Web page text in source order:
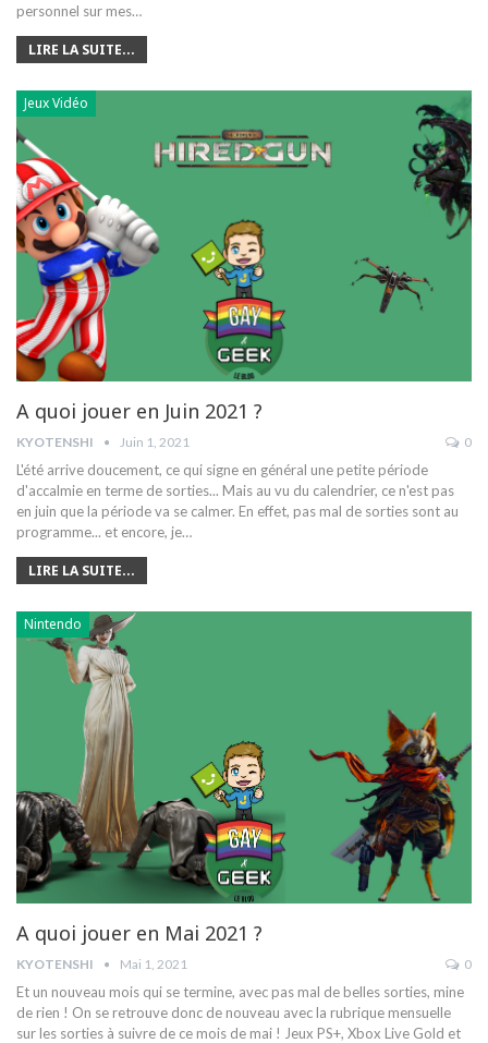
personnel sur mes…
LIRE LA SUITE...
Jeux Vidéo
A quoi jouer en Juin 2021 ?
KYOTENSHI Juin 1, 2021 0
L'été arrive doucement, ce qui signe en général une petite période
d'accalmie en terme de sorties... Mais au vu du calendrier, ce n'est pas
en juin que la période va se calmer. En effet, pas mal de sorties sont au
programme... et encore, je…
LIRE LA SUITE...
Nintendo
A quoi jouer en Mai 2021 ?
KYOTENSHI Mai 1, 2021 0
Et un nouveau mois qui se termine, avec pas mal de belles sorties, mine
de rien ! On se retrouve donc de nouveau avec la rubrique mensuelle
sur les sorties à suivre de ce mois de mai ! Jeux PS+, Xbox Live Gold et